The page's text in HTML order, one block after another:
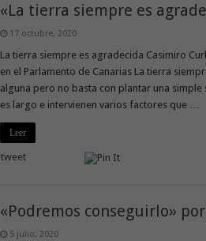
«La tierra siempre es
17 octubre, 2020
La tierra siempre es agradecida Casimiro
en el Parlamento de Canarias La tierra
alguna pero no basta con plantar una
es largo e intervienen varios factores que …
Leer
tweet
«Podremos conseguirlo»
5 julio, 2020